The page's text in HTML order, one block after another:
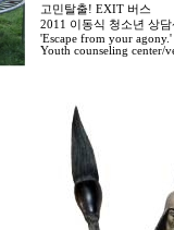
고민탈출! EXIT 버스
2011 이동식 청소년 상
'Escape from your agony.'
Youth counseling center/